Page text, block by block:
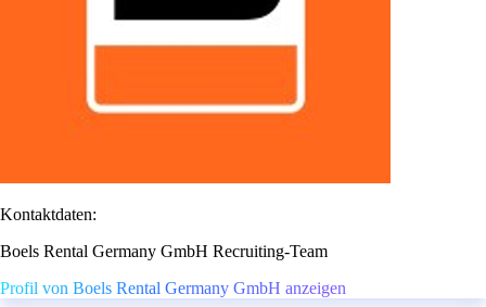
Kontaktdaten:
Boels Rental Germany GmbH Recruiting-Team
Profil von Boels Rental Germany GmbH anzeigen